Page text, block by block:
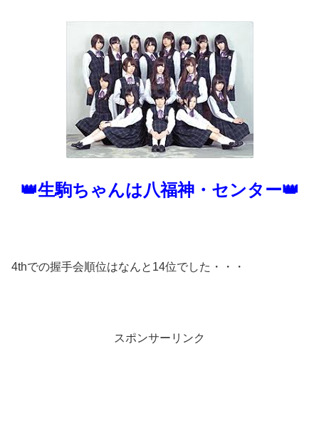
👑生駒ちゃんは八福神・センター👑
4thでの握手会順位はなんと14位でした・・・
スポンサーリンク